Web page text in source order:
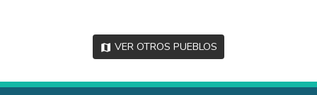
Ver otros pueblos